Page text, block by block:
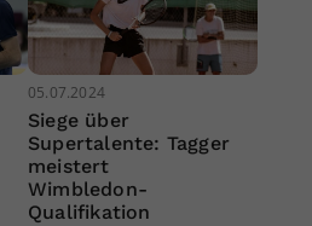
05.07.2024
Siege über
Supertalente: Tagger
meistert
Wimbledon-
Qualifikation